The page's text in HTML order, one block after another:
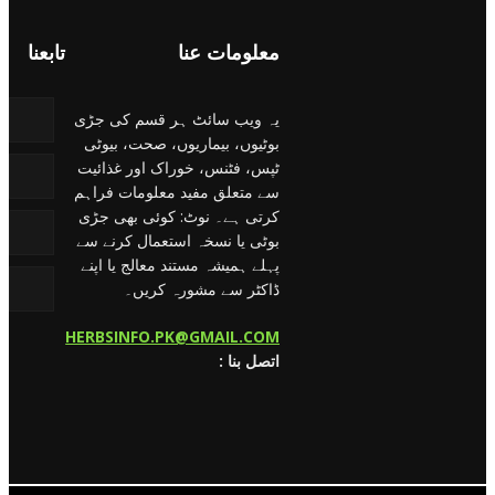
معلومات عنا
یہ ویب سائٹ ہر قسم کی جڑی
بوٹیوں، بیماریوں، صحت، بیوٹی
ٹپس، فٹنس، خوراک اور غذائیت
سے متعلق مفید معلومات فراہم
کرتی ہے۔ نوٹ: کوئی بھی جڑی
بوٹی یا نسخہ استعمال کرنے سے
پہلے ہمیشہ مستند معالج یا اپنے
ڈاکٹر سے مشورہ کریں۔
HERBSINFO.PK@GMAIL.COM
: اتصل بنا
تابعنا